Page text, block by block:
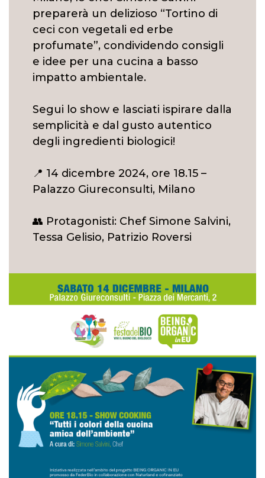
preparerà un delizioso “Tortino di
ceci con vegetali ed erbe
profumate”, condividendo consigli
e idee per una cucina a basso
impatto ambientale.
Segui lo show e lasciati ispirare dalla
semplicità e dal gusto autentico
degli ingredienti biologici!
📍 14 dicembre 2024, ore 18.15 –
Palazzo Giureconsulti, Milano
👥 Protagonisti: Chef Simone Salvini,
Tessa Gelisio, Patrizio Roversi